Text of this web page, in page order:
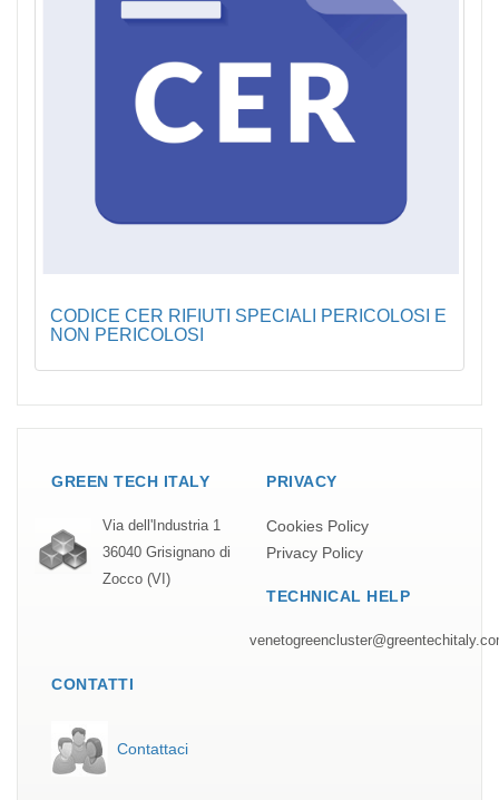
CODICE CER RIFIUTI SPECIALI PERICOLOSI E
NON PERICOLOSI
GREEN TECH ITALY
Via dell'Industria 1
36040 Grisignano di
Zocco (VI)
PRIVACY
Cookies Policy
Privacy Policy
TECHNICAL HELP
CONTATTI
Contattaci